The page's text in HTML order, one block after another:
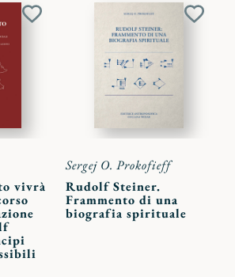
Aggiungi
vivrà
Sergej O. Prokofieff
Rudolf Steiner.
Frammento di una
biografia spirituale